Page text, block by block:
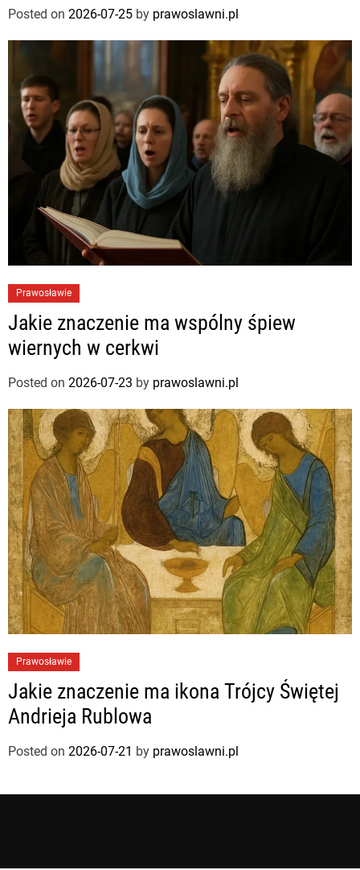
Posted on 2026-07-25 by prawoslawni.pl
Prawosławie
Jakie znaczenie ma wspólny śpiew
wiernych w cerkwi
Posted on 2026-07-23 by prawoslawni.pl
Prawosławie
Jakie znaczenie ma ikona Trójcy Świętej
Andrieja Rublowa
Posted on 2026-07-21 by prawoslawni.pl